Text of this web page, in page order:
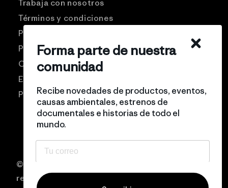
Trabaja con nosotros
Términos y condiciones
Patagonia USA
Preguntas frecuentes
Comunidad Pro
Eventos
Politicas de privacidad
© 2026 Patagonia Chile Todos los derechos
reservados
Forma parte de nuestra
comunidad
Recibe novedades de productos, eventos,
causas ambientales, estrenos de
documentales e historias de todo el
mundo.